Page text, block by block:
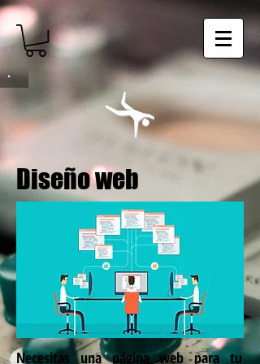
Diseño web
Necesitas una página web para tu